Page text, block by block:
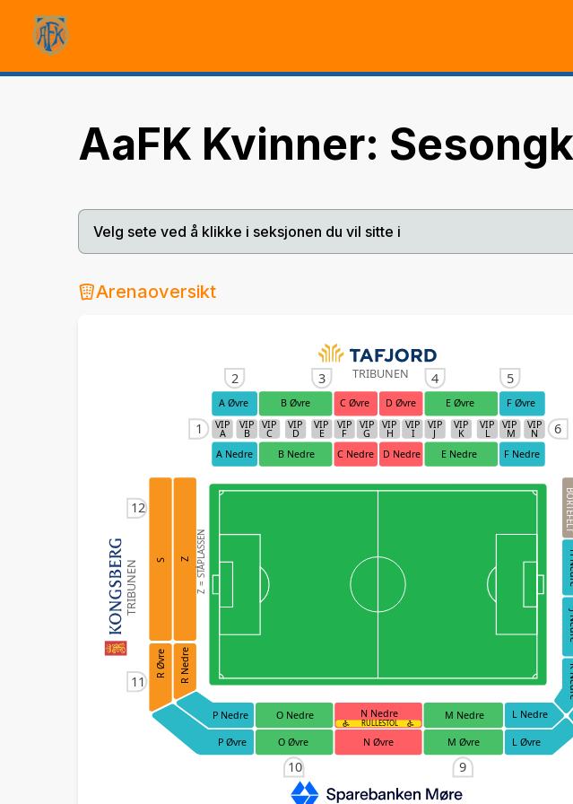
AaFK Kvinner:
Velg sete ved å klikke i seksjonen du vil sitte i
Arenaoversikt
TRIBUNEN
TRIBUNEN
9
10
1
2 3 4 5
6
12
11
Z = STÅPLASSEN
BORTEFELT
RULLESTOL
A Øvre
A Nedre
B Øvre
B Nedre
C Øvre
C Nedre
D Øvre
D Nedre
E Øvre
E Nedre
F Øvre
F Nedre
H
J
K
L Øvre
L Nedre
N Øvre
N Nedre
M Øvre
M Nedre
O Øvre
O Nedre
P Øvre
P Nedre
R Øvre R Nedre
S Z
VIP
A
VIP
B
VIP
C
VIP
D
VIP
E
VIP
F
VIP
G
VIP
H
VIP
I
VIP
J
VIP
K
VIP
L
VIP
M
VIP
N